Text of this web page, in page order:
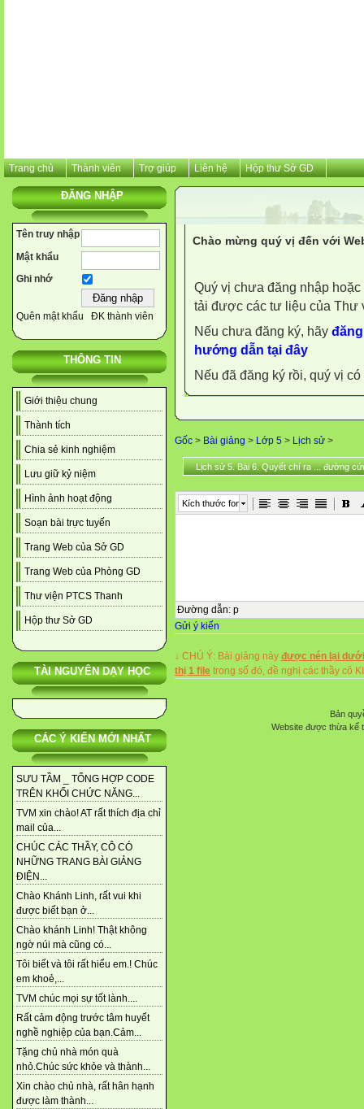
Trang chủ Thành viên Trợ giúp Liên hệ Hộp thư Sở GD
ĐĂNG NHẬP
Tên truy nhập
Mật khẩu
Ghi nhớ
Quên mật khẩu ĐK thành viên
THÔNG TIN
Giới thiệu chung
Thành tích
Chia sẻ kinh nghiệm
Lưu giữ kỷ niệm
Hình ảnh hoạt động
Soạn bài trực tuyến
Trang Web của Sở GD
Trang Web của Phòng GD
Thư viện PTCS Thanh
Hộp thư Sở GD
TÀI NGUYÊN DẠY HỌC
CÁC Ý KIẾN MỚI NHẤT
SƯU TẦM _ TỔNG HỢP CODE
TRÊN KHỐI CHỨC NĂNG...
TVM xin chào! AT rất thích địa chỉ
mail của...
CHÚC CÁC THẦY, CÔ CÓ
NHỮNG TRANG BÀI GIẢNG
ĐIỆN...
Chào Khánh Linh, rất vui khi
được biết bạn ở...
Chào khánh Linh! Thật không
ngờ núi mà cũng có...
Tôi biết và tôi rất hiểu em.! Chúc
em khoẻ,...
TVM chúc mọi sự tốt lành....
Rất cảm động trước tâm huyết
nghề nghiệp của bạn.Cảm...
Tặng chủ nhà món quà
nhỏ.Chúc sức khỏe và thành...
Xin chào chủ nhà, rất hân hạnh
được làm thành...
Chào mừng quý vị đến với
Quý vị chưa đăng nhập
tải được các tư liệu của Thư
Nếu chưa đăng ký, hãy
hướng dẫn tại đây
Nếu đã đăng ký rồi, quý vị
Gốc > Bài giảng > Lớp 5 > Lịch sử >
Lịch sử 5. Bài 6. Quyết chí ra ... đường
Kích thước font
Đường dẫn: p
Gửi ý kiến
↓ CHÚ Ý: Bài giảng này được nén lại
thị 1 file trong số đó, đề nghị các thầy cô
Bản
Website được thừa kế